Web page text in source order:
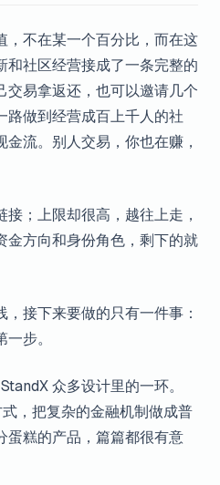
不在某一个百分比，而在这
和社区经营接成了一条完整的
交易拿返还，也可以邀请几个
路做到经营成百上千人的社
流。别人交易，你也在赚，
；上限却很高，越往上走，
金方向和身份角色，剩下的就
接下来要做的只有一件事：
步。
众多设计里的一环。
，把复杂的金融机制做成普
蛋糕的产品，篇篇都很有意